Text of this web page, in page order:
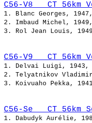
C56-V8   CT
1. Blanc
2. Imbaud
3. Rol Jean
C56-V9   CT
1. Delvai
2. Telyatnikov
3. Koivuaho
C56-Se   CT
1. Dabudyk